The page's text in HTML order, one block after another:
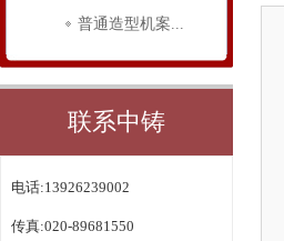
普通造型机案...
联系中铸
电话:13926239002
传真:020-89681550